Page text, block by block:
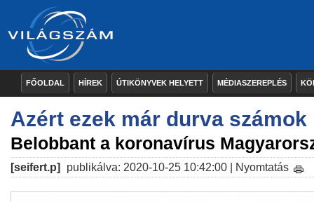
FŐOLDAL HÍREK ÚTIKÖNYVEK HELYETT MÉDIASZEREPLÉS
Azért ezek már durva számok
Belobbant a koronavírus
[seifert.p] publikálva: 2020-10-25 10:42:00 | Nyomtatás